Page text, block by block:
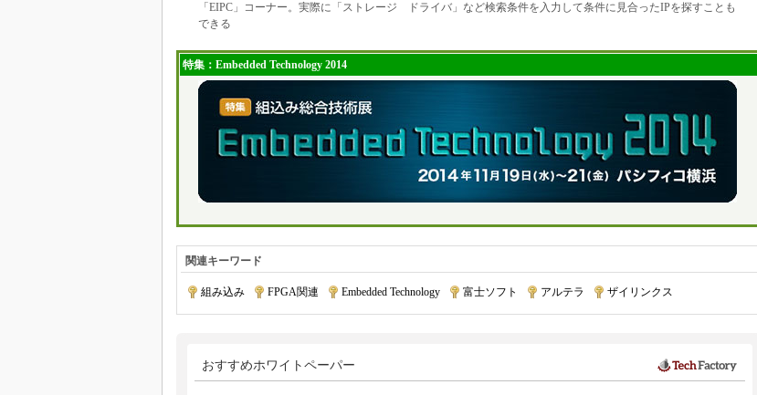
「EIPC」コーナー。実際に「ストレージ ドライバ」など検索条件を入力して条件に見合ったIPを探すことも
できる
特集：Embedded Technology 2014
関連キーワード
組み込み FPGA関連 Embedded Technology 富士ソフト アルテラ ザイリンクス
おすすめホワイトペーパー